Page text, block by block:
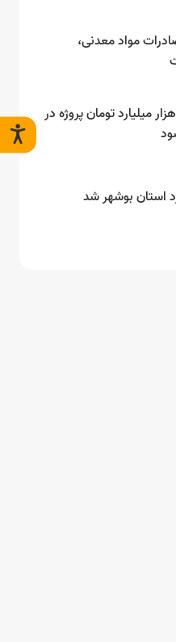
مواد معدنی،
استاندار بوشهر: ۲۶۰ هزار میلیارد تومان پروژه در
استان بوشهر شد